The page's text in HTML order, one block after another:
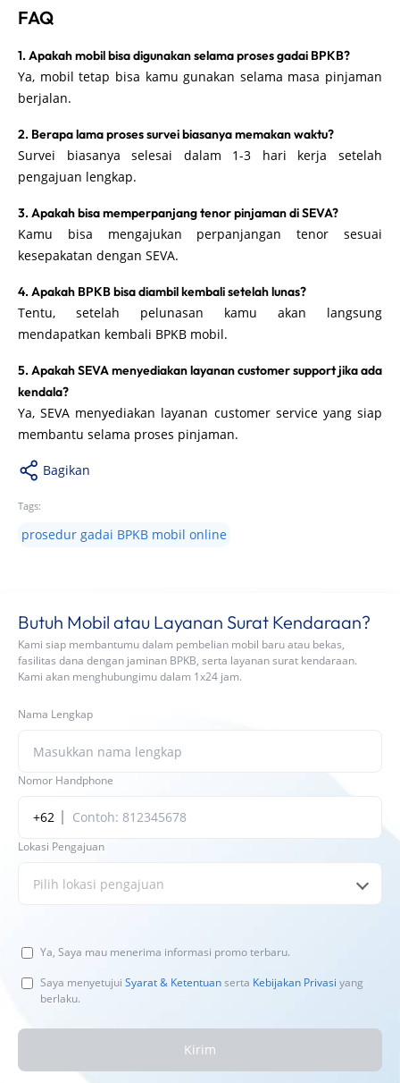
FAQ
1. Apakah mobil bisa digunakan selama proses gadai BPKB?
Ya, mobil tetap bisa kamu gunakan selama masa pinjaman
berjalan.
2. Berapa lama proses survei biasanya memakan waktu?
Survei biasanya selesai dalam 1-3 hari kerja setelah
pengajuan lengkap.
3. Apakah bisa memperpanjang tenor pinjaman di SEVA?
Kamu bisa mengajukan perpanjangan tenor sesuai
kesepakatan dengan SEVA.
4. Apakah BPKB bisa diambil kembali setelah lunas?
Tentu, setelah pelunasan kamu akan langsung
mendapatkan kembali BPKB mobil.
5. Apakah SEVA menyediakan layanan customer support jika ada
kendala?
Ya, SEVA menyediakan layanan customer service yang siap
membantu selama proses pinjaman.
Bagikan
Tags:
prosedur gadai BPKB mobil online
Butuh Mobil atau Layanan Surat Kendaraan?
Kami siap membantumu dalam pembelian mobil baru atau bekas,
fasilitas dana dengan jaminan BPKB, serta layanan surat kendaraan.
Kami akan menghubungimu dalam 1x24 jam.
Nama Lengkap
Nomor Handphone
+62
Lokasi Pengajuan
Pilih lokasi pengajuan
Ya, Saya mau menerima informasi promo terbaru.
Saya menyetujui Syarat & Ketentuanserta Kebijakan Privasi yang
berlaku.
Kirim